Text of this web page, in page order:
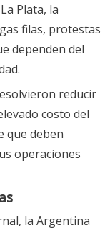
Plata, la
filas, protestas
dependen del
reducir
costo del
que deben
operaciones
la Argentina